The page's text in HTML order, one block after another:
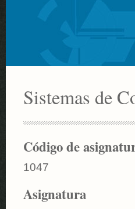
Sistemas de
Código de
1047
Asignatura